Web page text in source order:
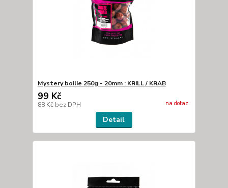
Mystery boilie 250g - 20mm : KRILL / KRAB
99 Kč
88 Kč bez DPH na dotaz
Detail